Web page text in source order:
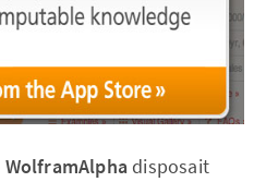
WolframAlpha disposait